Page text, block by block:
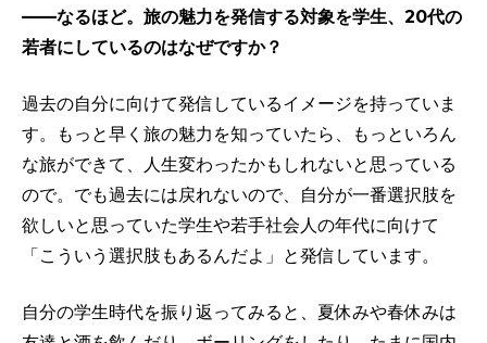
——なるほど。旅の魅力を発信する対象を学生、20代の
若者にしているのはなぜですか？
過去の自分に向けて発信しているイメージを持っていま
す。もっと早く旅の魅力を知っていたら、もっといろん
な旅ができて、人生変わったかもしれないと思っている
ので。でも過去には戻れないので、自分が一番選択肢を
欲しいと思っていた学生や若手社会人の年代に向けて
「こういう選択肢もあるんだよ」と発信しています。
自分の学生時代を振り返ってみると、夏休みや春休みは